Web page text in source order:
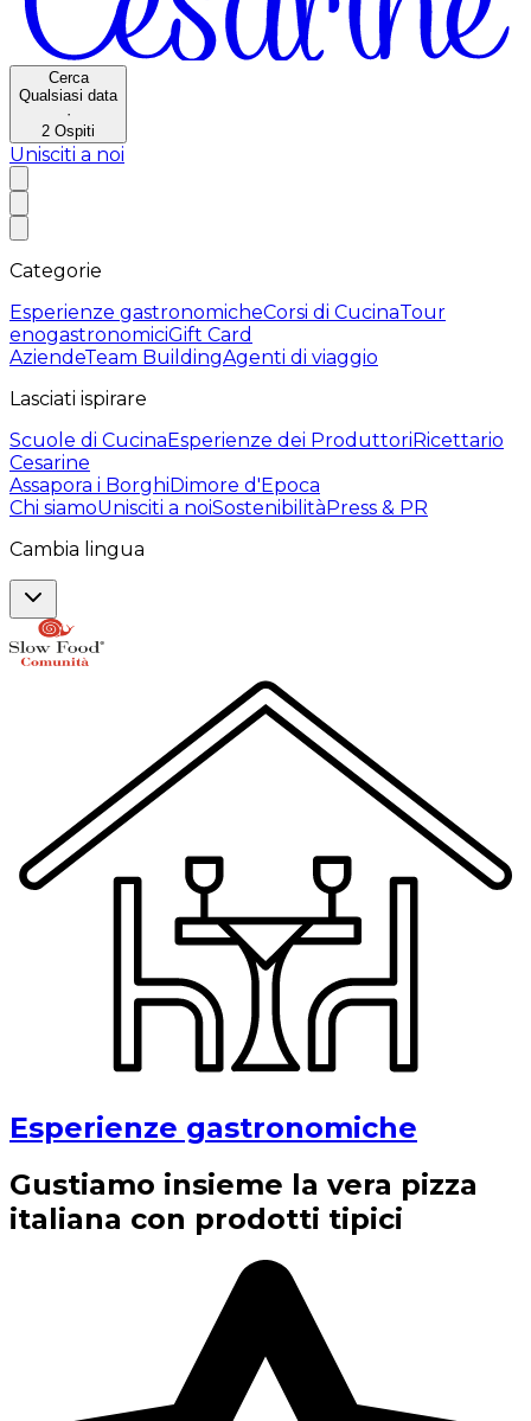
Cerca
Qualsiasi data
·
2 Ospiti
Unisciti a noi
Categorie
Esperienze gastronomicheCorsi di CucinaTour
enogastronomiciGift Card
AziendeTeam BuildingAgenti di viaggio
Lasciati ispirare
Scuole di CucinaEsperienze dei ProduttoriRicettario
Cesarine
Assapora i BorghiDimore d'Epoca
Chi siamoUnisciti a noiSostenibilitàPress & PR
Cambia lingua
Esperienze gastronomiche
Gustiamo insieme la vera pizza
italiana con prodotti tipici